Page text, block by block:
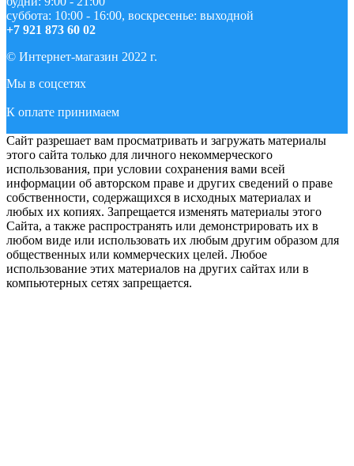
суббота: 10:00 - 16:00, воскресенье: выходной
+7 921 873 60 02
© Интернет-магазин 2022 г.
Мы в соцсетях
К оплате принимаем
Сайт разрешает вам просматривать и загружать материалы
этого сайта только для личного некоммерческого
использования, при условии сохранения вами всей
информации об авторском праве и других сведений о праве
собственности, содержащихся в исходных материалах и
любых их копиях. Запрещается изменять материалы этого
Сайта, а также распространять или демонстрировать их в
любом виде или использовать их любым другим образом для
общественных или коммерческих целей. Любое
использование этих материалов на других сайтах или в
компьютерных сетях запрещается.